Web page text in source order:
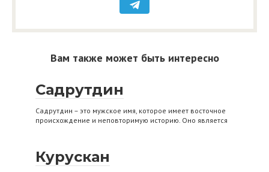
Вам также может быть интересно
Садрутдин
Садрутдин – это мужское имя, которое имеет восточное
происхождение и неповторимую историю. Оно является
Курускан